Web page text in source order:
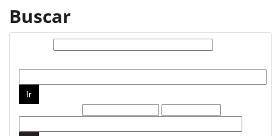
Buscar